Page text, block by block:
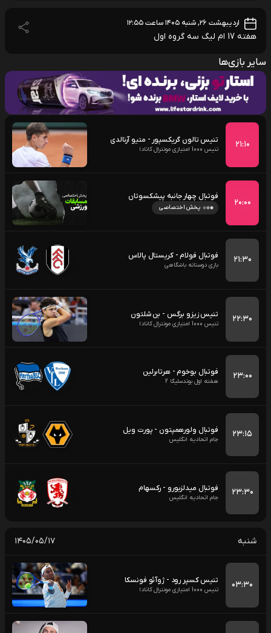
اردیبهشت ۲۶, شنبه ۱۴۰۵ ساعت ۱۲:۵۵
هفته 17 ام لیگ سه گروه اول
سایر بازی‌ها
۲۱:۱۰ تنیس تالون گریکسپور - متیو آرنالدی
تنیس 1000 امتیازی مونترال کانادا
۲۰:۰۰
فوتبال چهار جانبه پیشکسوتان
پخش اختصاصی
۲۱:۳۰ فوتبال فولام - کریستال پالاس
بازی دوستانه باشگاهی
۲۲:۳۰ تنیس زیزو برگس - بن شلتون
تنیس 1000 امتیازی مونترال کانادا
۲۳:۰۰ فوتبال بوخوم - هرتابرلین
هفته اول بوندسلیگا 2
۲۳:۱۵ فوتبال ولورهمپتون - پورت ویل
جام اتحادیه انگلیس
۲۳:۳۰ فوتبال میدلزبورو - رکسهام
جام اتحادیه انگلیس
شنبه ۱۴۰۵/۰۵/۱۷
۰۳:۳۰ تنیس کسپر رود - ژوآئو فونسکا
تنیس 1000 امتیازی مونترال کانادا